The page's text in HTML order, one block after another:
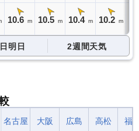
10.6 m 10.5 m 10.4 m 10.2 m
明日 2週間天気
名古屋 大阪 広島 高松 福